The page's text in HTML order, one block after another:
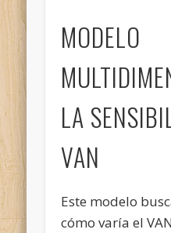
MODELO
LA
VAN
Este modelo
cómo varía el